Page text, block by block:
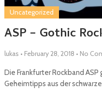
ASP – Gothic
Uncategorized
lukas • February 28, 2018 • No
Die Frankfurter Rockband
Geheimtipps aus der